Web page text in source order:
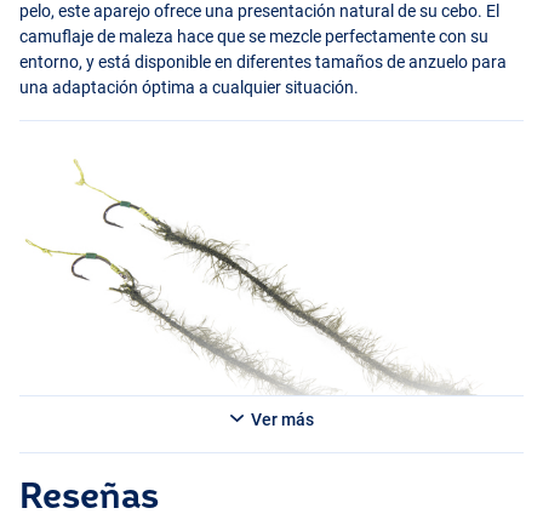
pelo, este aparejo ofrece una presentación natural de su cebo. El
camuflaje de maleza hace que se mezcle perfectamente con su
entorno, y está disponible en diferentes tamaños de anzuelo para
una adaptación óptima a cualquier situación.
Ver más
Reseñas